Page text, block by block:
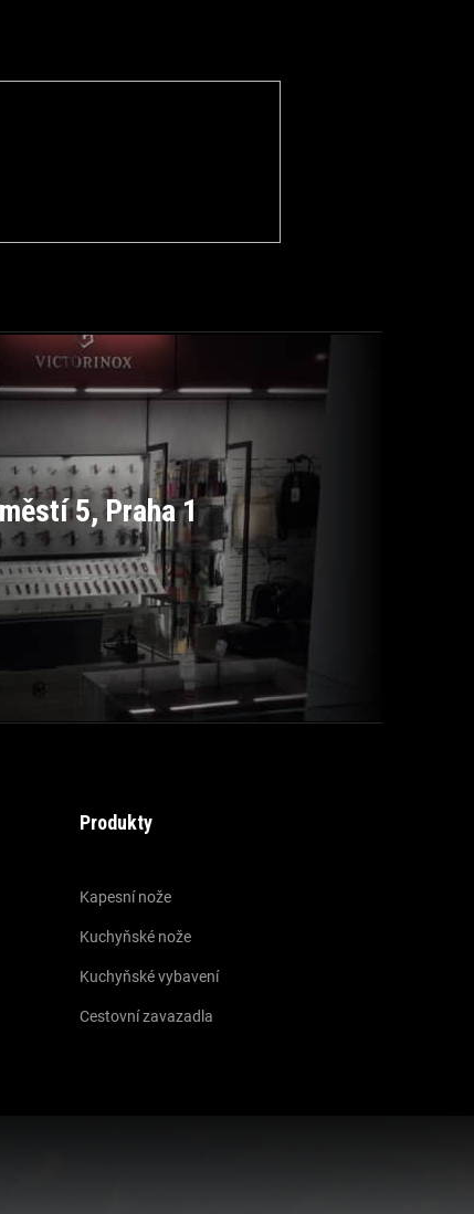
5, Praha 1
Produkty
Kapesní nože
Kuchyňské nože
Kuchyňské vybavení
Cestovní zavazadla